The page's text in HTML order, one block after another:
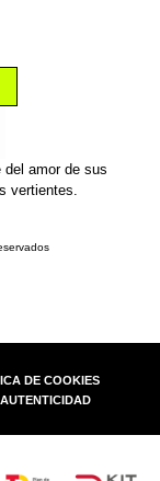
del amor de sus
vertientes.
DE COOKIES